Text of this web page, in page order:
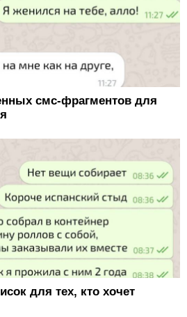
смс-фрагментов для
для тех, кто хочет